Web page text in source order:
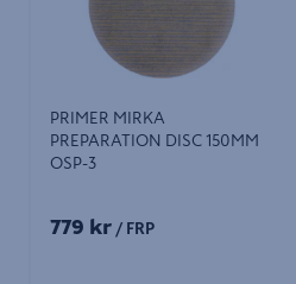
PRIMER MIRKA
PREPARATION DISC 150MM
OSP-3
779 kr / FRP